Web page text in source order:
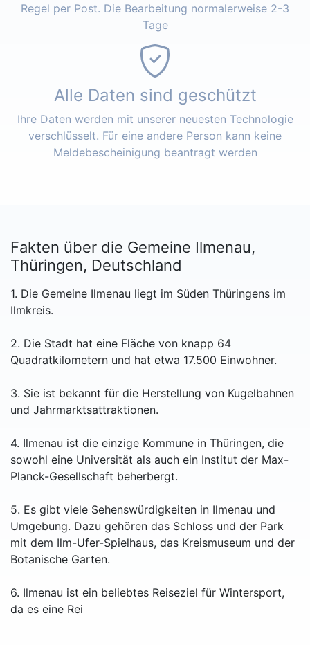
Regel per Post. Die Bearbeitung normalerweise 2-3
Tage
Alle Daten sind geschützt
Ihre Daten werden mit unserer neuesten Technologie
verschlüsselt. Für eine andere Person kann keine
Meldebescheinigung beantragt werden
Fakten über die Gemeine Ilmenau,
Thüringen, Deutschland
1. Die Gemeine Ilmenau liegt im Süden Thüringens im
Ilmkreis.
2. Die Stadt hat eine Fläche von knapp 64
Quadratkilometern und hat etwa 17.500 Einwohner.
3. Sie ist bekannt für die Herstellung von Kugelbahnen
und Jahrmarktsattraktionen.
4. Ilmenau ist die einzige Kommune in Thüringen, die
sowohl eine Universität als auch ein Institut der Max-
Planck-Gesellschaft beherbergt.
5. Es gibt viele Sehenswürdigkeiten in Ilmenau und
Umgebung. Dazu gehören das Schloss und der Park
mit dem Ilm-Ufer-Spielhaus, das Kreismuseum und der
Botanische Garten.
6. Ilmenau ist ein beliebtes Reiseziel für Wintersport,
da es eine Rei